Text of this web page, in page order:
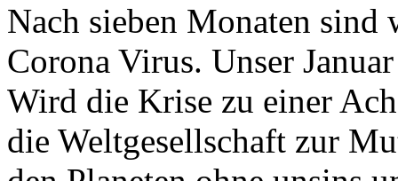
Nach sieben Monaten
Corona Virus. Unser
Wird die Krise zu einer
die Weltgesellschaft zur